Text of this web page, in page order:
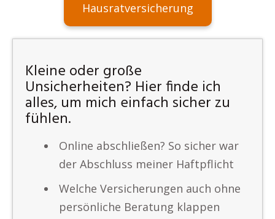
Hausratversicherung
Kleine oder große
Unsicherheiten? Hier finde ich
alles, um mich einfach sicher zu
fühlen.
Online abschließen? So sicher war
der Abschluss meiner Haftpflicht
Welche Versicherungen auch ohne
persönliche Beratung klappen